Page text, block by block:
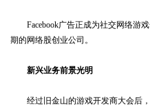
Facebook广告正成为社交网络游戏
期的网络股创业公司。
新兴业务前景光明
经过旧金山的游戏开发商大会后，